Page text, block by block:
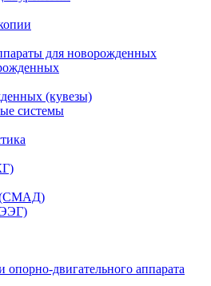
для новорожденных
(кувезы)
системы
(СМАД)
двигательного аппарата